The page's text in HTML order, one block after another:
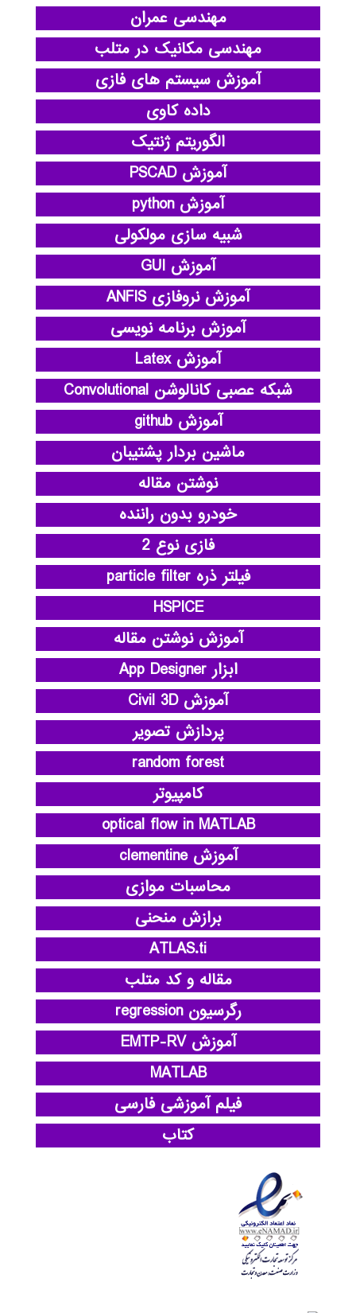
مهندسی عمران
مهندسی مکانیک در متلب
آموزش سیستم های فازی
داده کاوی
الگوریتم ژنتیک
آموزش PSCAD
آموزش python
شبیه سازی مولکولی
آموزش GUI
آموزش نروفازی ANFIS
آموزش برنامه نویسی
آموزش Latex
شبکه عصبی کانالوشن Convolutional
آموزش github
ماشین بردار پشتیبان
نوشتن مقاله
خودرو بدون راننده
فازی نوع 2
فیلتر ذره particle filter
HSPICE
آموزش نوشتن مقاله
ابزار App Designer
آموزش Civil 3D
پردازش تصویر
random forest
کامپیوتر
optical flow in MATLAB
آموزش clementine
محاسبات موازی
برازش منحنی
ATLAS.ti
مقاله و کد متلب
رگرسیون regression
آموزش EMTP-RV
MATLAB
فیلم آموزشی فارسی
کتاب